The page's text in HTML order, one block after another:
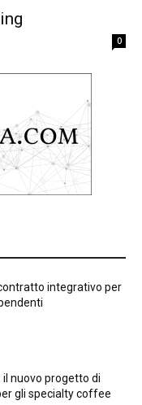
0
integrativo per
il nuovo progetto di
gli specialty coffee